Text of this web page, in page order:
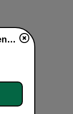
Tropicalisima.fm - Merengue direkte